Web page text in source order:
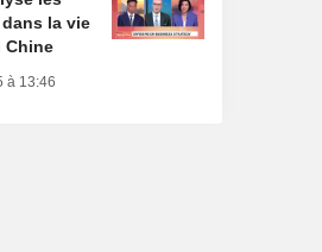
la vie
Chine
à 13:46